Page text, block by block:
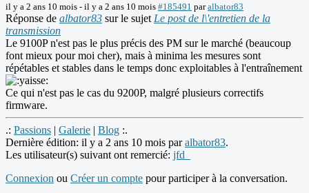
il y a 2 ans 10 mois - il y a 2 ans 10 mois #185491 paralbator83
Réponse de albator83 sur le sujet Le post de l\'entretien de la
transmission
Le 9100P n'est pas le plus précis des PM sur le marché (beaucoup
font mieux pour moi cher), mais à minima les mesures sont
répétables et stables dans le temps donc exploitables à l'entraînement
Ce qui n'est pas le cas du 9200P, malgré plusieurs correctifs
firmware.
.: Passions | Galerie | Blog :.
Dernière édition: il y a 2 ans 10 mois paralbator83.
Les utilisateur(s) suivant ont remercié: jfd_
Connexion ou Créer un compte pour participer à la conversation.